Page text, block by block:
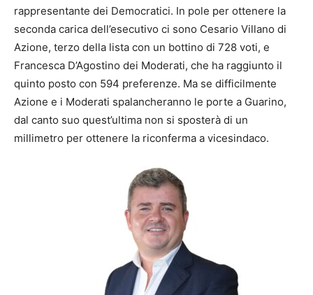
rappresentante dei Democratici. In pole per ottenere la
seconda carica dell’esecutivo ci sono Cesario Villano di
Azione, terzo della lista con un bottino di 728 voti, e
Francesca D’Agostino dei Moderati, che ha raggiunto il
quinto posto con 594 preferenze. Ma se difficilmente
Azione e i Moderati spalancheranno le porte a Guarino,
dal canto suo quest’ultima non si sposterà di un
millimetro per ottenere la riconferma a vicesindaco.